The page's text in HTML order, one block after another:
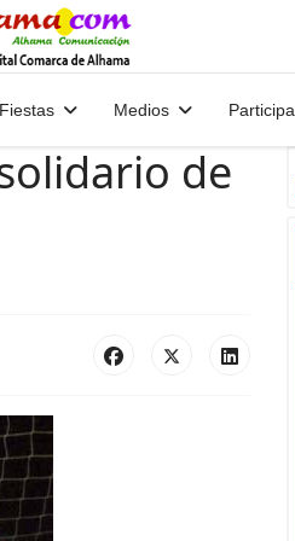
Fiestas Medios Participa
de